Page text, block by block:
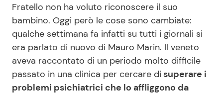
Seguici
Info
Chi siamo
Fratello non ha voluto riconoscere il suo
bambino. Oggi però le cose sono cambiate:
qualche settimana fa infatti su tutti i giornali si
era parlato di nuovo di Mauro Marin. Il veneto
aveva raccontato di un periodo molto difficile
passato in una clinica per cercare di superare i
problemi psichiatrici che lo affliggono da